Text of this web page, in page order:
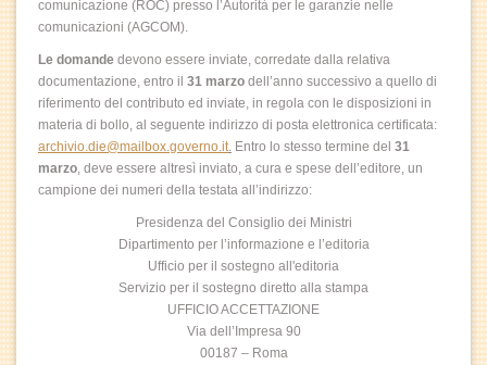
comunicazione (ROC) presso l’Autorità per le garanzie nelle
comunicazioni (AGCOM).
Le domande devono essere inviate, corredate dalla relativa
documentazione, entro il 31 marzo dell’anno successivo a quello di
riferimento del contributo ed inviate, in regola con le disposizioni in
materia di bollo, al seguente indirizzo di posta elettronica certificata:
archivio.die@mailbox.governo.it. Entro lo stesso termine del 31
marzo, deve essere altresì inviato, a cura e spese dell’editore, un
campione dei numeri della testata all’indirizzo:
Presidenza del Consiglio dei Ministri
Dipartimento per l’informazione e l’editoria
Ufficio per il sostegno all'editoria
Servizio per il sostegno diretto alla stampa
UFFICIO ACCETTAZIONE
Via dell’Impresa 90
00187 – Roma